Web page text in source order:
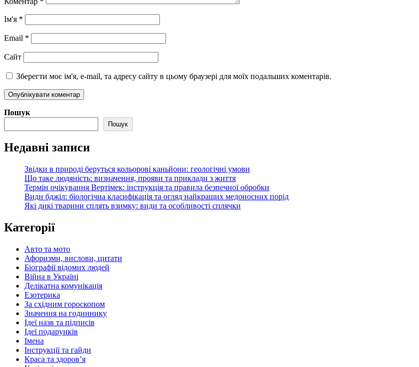
Ім'я *
Email *
Сайт
Зберегти моє ім'я, e-mail, та адресу сайту в цьому браузері для моїх подальших коментарів.
Пошук
Пошук
Недавні записи
Звідки в природі беруться кольорові каньйони: геологічні умови
Що таке людяність: визначення, прояви та приклади з життя
Термін очікування Вертімек: інструкція та правила безпечної обробки
Види бджіл: біологічна класифікація та огляд найкращих медоносних порід
Які дикі тварини сплять взимку: види та особливості сплячки
Категорії
Авто та мото
Афоризми, вислови, цитати
Біографії відомих людей
Війна в Україні
Делікатна комунікація
Езотерика
За східним гороскопом
Значення на годиннику
Ідеї назв та підписів
Ідеї подарунків
Імена
Інструкції та гайди
Краса та здоровʼя